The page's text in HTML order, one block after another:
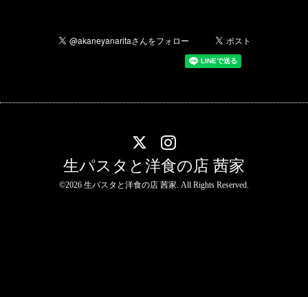
生パスタと洋食の店 茜家
©2026 生パスタと洋食の店 茜家. All Rights Reserved.